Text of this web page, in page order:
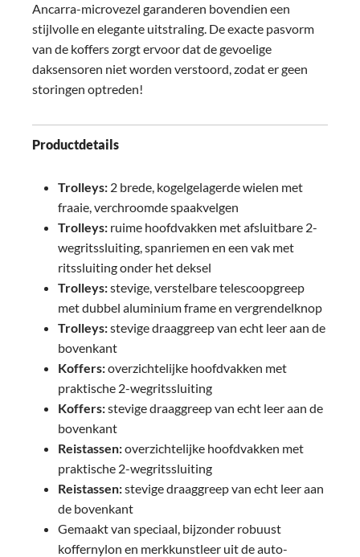
Ancarra-microvezel garanderen bovendien een
stijlvolle en elegante uitstraling. De exacte pasvorm
van de koffers zorgt ervoor dat de gevoelige
daksensoren niet worden verstoord, zodat er geen
storingen optreden!
Productdetails
Trolleys: 2 brede, kogelgelagerde wielen met
fraaie, verchroomde spaakvelgen
Trolleys: ruime hoofdvakken met afsluitbare 2-
wegritssluiting, spanriemen en een vak met
ritssluiting onder het deksel
Trolleys:stevige, verstelbare telescoopgreep
met dubbel aluminium frame en vergrendelknop
Trolleys:stevige draaggreep van echt leer aan de
bovenkant
Koffers:overzichtelijke hoofdvakken met
praktische 2-wegritssluiting
Koffers:stevige draaggreep van echt leer aan de
bovenkant
Reistassen:overzichtelijke hoofdvakken met
praktische 2-wegritssluiting
Reistassen:stevige draaggreep van echt leer aan
de bovenkant
Gemaakt van speciaal, bijzonder robuust
koffernylon en merkkunstleer uit de auto-